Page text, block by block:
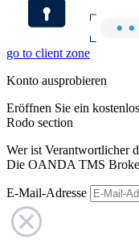
go to client zone
Konto ausprobieren
Eröffnen Sie ein
Rodo section
Wer ist Verantwortlicher
Die OANDA TMS
E-Mail-Adresse